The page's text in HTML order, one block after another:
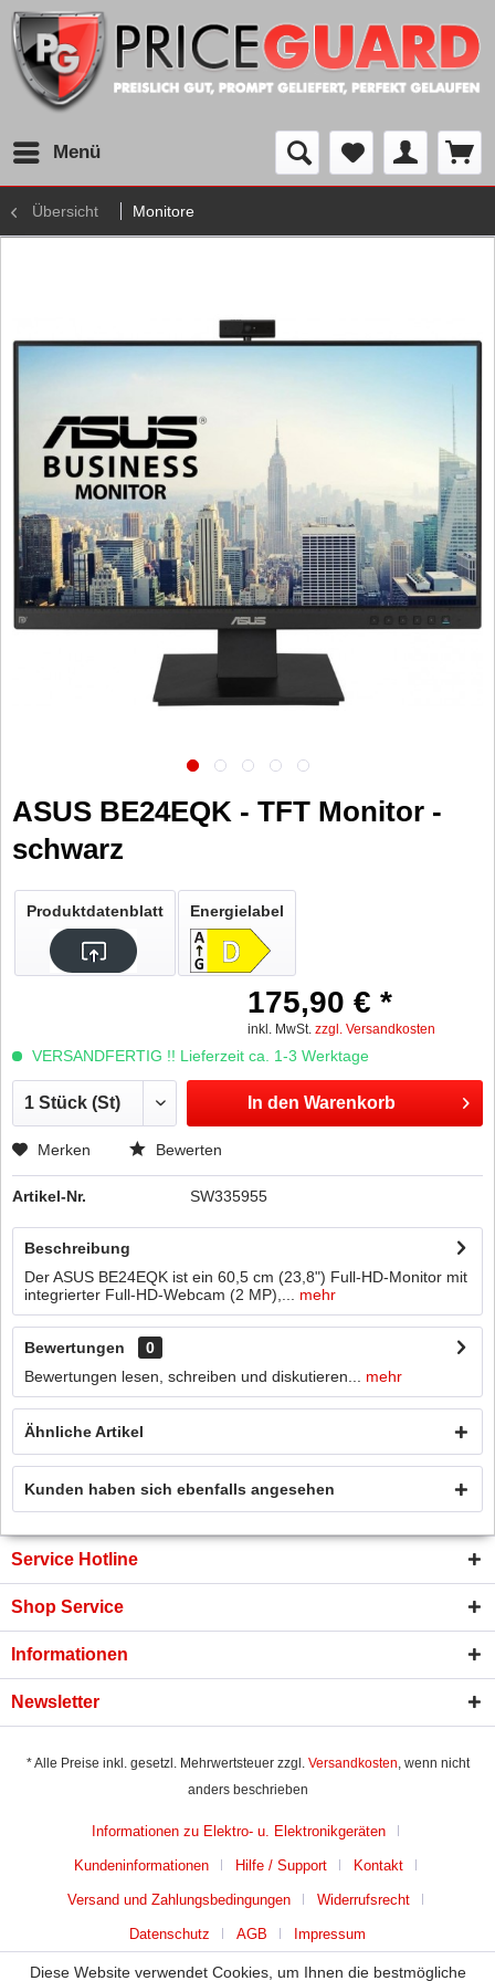
Menü
Übersicht Monitore
ASUS BE24EQK - TFT Monitor -
schwarz
Produktdatenblatt Energielabel
175,90 € *
inkl. MwSt. zzgl. Versandkosten
VERSANDFERTIG !! Lieferzeit ca. 1-3 Werktage
In den Warenkorb
Merken Bewerten
Artikel-Nr. SW335955
Beschreibung
Der ASUS BE24EQK ist ein 60,5 cm (23,8") Full-HD-Monitor mit
integrierter Full-HD-Webcam (2 MP),...
mehr
Bewertungen
0
Bewertungen lesen, schreiben und diskutieren...
mehr
Ähnliche Artikel
Kunden haben sich ebenfalls angesehen
Service Hotline
Shop Service
Informationen
Newsletter
* Alle Preise inkl. gesetzl. Mehrwertsteuer zzgl. Versandkosten, wenn nicht
anders beschrieben
Informationen zu Elektro- u. Elektronikgeräten
Kundeninformationen Hilfe / Support Kontakt
Versand und Zahlungsbedingungen Widerrufsrecht
Datenschutz AGB Impressum
Diese Website verwendet Cookies, um Ihnen die bestmögliche